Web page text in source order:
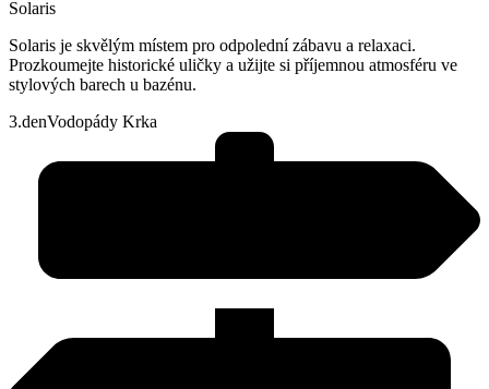
Solaris
Solaris je skvělým místem pro odpolední zábavu a relaxaci.
Prozkoumejte historické uličky a užijte si příjemnou atmosféru ve
stylových barech u bazénu.
3.denVodopády Krka